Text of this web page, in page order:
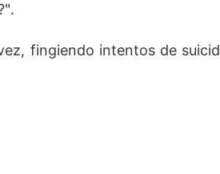
fingiendo intentos de suicid